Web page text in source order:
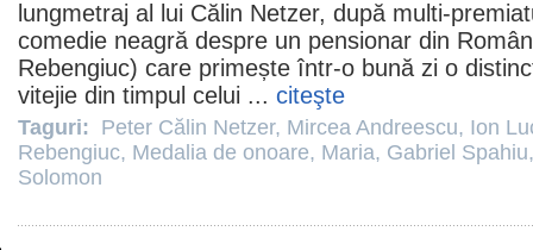
lungmetraj al lui Călin Netzer, după multi-
comedie neagră despre un pensionar din
Rebengiuc) care primește într-o bună zi o
vitejie din timpul celui ... citeşte
Taguri: Peter Călin Netzer, Mircea Andreescu, Ion
Rebengiuc, Medalia de onoare, Maria, Gabriel Spahiu
Solomon